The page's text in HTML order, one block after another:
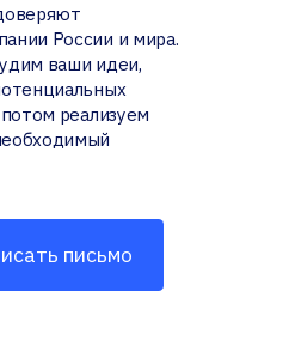
России и мира.
ваши идеи,
реализуем
письмо